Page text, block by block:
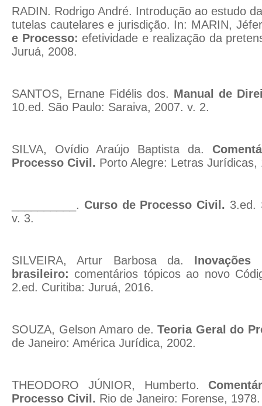
RADIN. Rodrigo André. Introdução ao estudo
tutelas cautelares e jurisdição. In: MARIN,
e Processo: efetividade e realização da
Juruá, 2008.
SANTOS, Ernane Fidélis dos. Manual de
10.ed. São Paulo: Saraiva, 2007. v. 2.
SILVA, Ovídio Araújo Baptista da.
Processo Civil. Porto Alegre: Letras Jurídicas,
__________. Curso de Processo Civil. 3.ed.
v. 3.
SILVEIRA, Artur Barbosa da.
brasileiro: comentários tópicos ao novo
2.ed. Curitiba: Juruá, 2016.
SOUZA, Gelson Amaro de.Teoria Geral do
de Janeiro: América Jurídica, 2002.
THEODORO JÚNIOR, Humberto.
Processo Civil. Rio de Janeiro: Forense,